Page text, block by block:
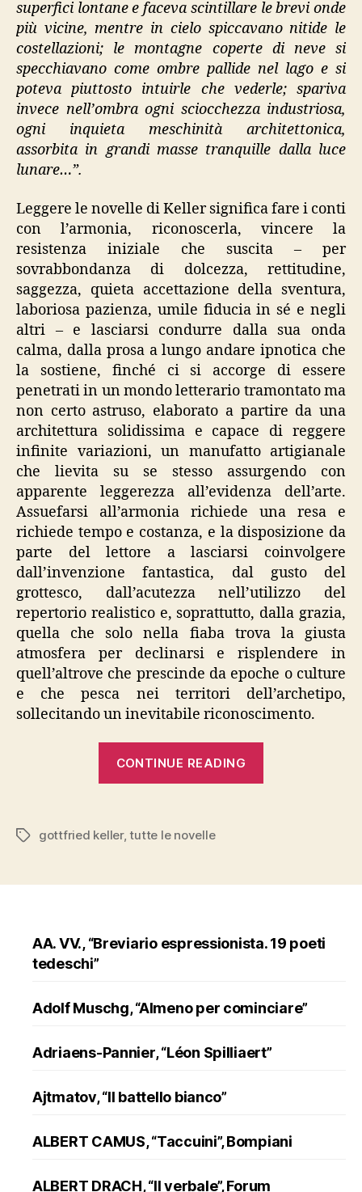
superfici lontane e faceva scintillare le brevi onde
più vicine, mentre in cielo spiccavano nitide le
costellazioni; le montagne coperte di neve si
specchiavano come ombre pallide nel lago e si
poteva piuttosto intuirle che vederle; spariva
invece nell’ombra ogni sciocchezza industriosa,
ogni inquieta meschinità architettonica,
assorbita in grandi masse tranquille dalla luce
lunare…”.
Leggere le novelle di Keller significa fare i conti
con l’armonia, riconoscerla, vincere la
resistenza iniziale che suscita – per
sovrabbondanza di dolcezza, rettitudine,
saggezza, quieta accettazione della sventura,
laboriosa pazienza, umile fiducia in sé e negli
altri – e lasciarsi condurre dalla sua onda
calma, dalla prosa a lungo andare ipnotica che
la sostiene, finché ci si accorge di essere
penetrati in un mondo letterario tramontato ma
non certo astruso, elaborato a partire da una
architettura solidissima e capace di reggere
infinite variazioni, un manufatto artigianale
che lievita su se stesso assurgendo con
apparente leggerezza all’evidenza dell’arte.
Assuefarsi all’armonia richiede una resa e
richiede tempo e costanza, e la disposizione da
parte del lettore a lasciarsi coinvolgere
dall’invenzione fantastica, dal gusto del
grottesco, dall’acutezza nell’utilizzo del
repertorio realistico e, soprattutto, dalla grazia,
quella che solo nella fiaba trova la giusta
atmosfera per declinarsi e risplendere in
quell’altrove che prescinde da epoche o culture
e che pesca nei territori dell’archetipo,
sollecitando un inevitabile riconoscimento.
CONTINUE READING
Tagsgottfried keller,tutte le novelle
AA. VV., “Breviario espressionista. 19 poeti
tedeschi”
Adolf Muschg, “Almeno per cominciare”
Adriaens-Pannier, “Léon Spilliaert”
Ajtmatov, “Il battello bianco”
ALBERT CAMUS, “Taccuini”, Bompiani
ALBERT DRACH, “Il verbale”, Forum